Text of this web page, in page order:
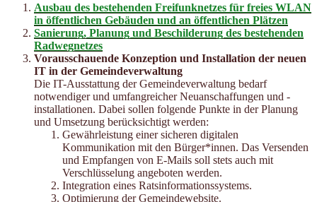
Ausbau des bestehenden Freifunknetzes für freies WLAN
in öffentlichen Ge­bäuden und an öffentlichen Plätzen
Sanierung, Planung und Beschilderung des bestehenden
Radwegnetzes
Vorausschauende Konzeption und Installation der neuen
IT in der Gemeinde­verwaltung
Die IT-Ausstattung der Gemeindeverwaltung bedarf
notwendiger und umfangreicher Neuanschaffun­gen und -
installationen. Dabei sollen folgende Punkte in der Planung
und Umsetzung berücksichtigt wer­den:
Gewährleistung einer sicheren digitalen
Kommunikation mit den Bürger*innen. Das Versenden
und Empfangen von E-Mails soll stets auch mit
Verschlüsselung angeboten werden.
Integration eines Ratsinformationssystems.
Optimierung der Gemeindewebsite.